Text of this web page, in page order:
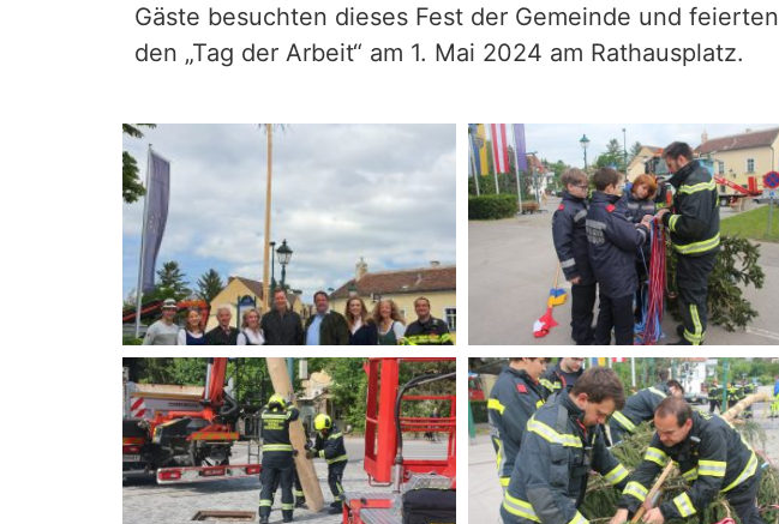
Gäste besuchten dieses Fest der Gemeinde und feierten
den „Tag der Arbeit“ am 1. Mai 2024 am Rathausplatz.